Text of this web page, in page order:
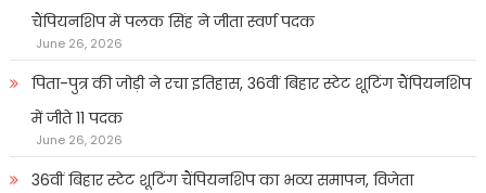
चैंपियनशिप में पलक सिंह ने जीता स्वर्ण पदक
June 26, 2026
पिता-पुत्र की जोड़ी ने रचा इतिहास, 36वीं बिहार स्टेट शूटिंग चैंपियनशिप
में जीते 11 पदक
June 26, 2026
36वीं बिहार स्टेट शूटिंग चैंपियनशिप का भव्य समापन, विजेता